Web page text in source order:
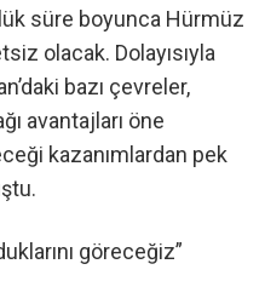
süre boyunca Hürmüz
olacak. Dolayısıyla
bazı çevreler,
avantajları öne
kazanımlardan pek
göreceğiz”